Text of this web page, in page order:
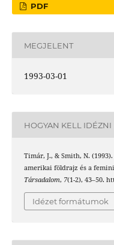
PDF
MEGJELENT
1993-03-01
HOGYAN KELL IDÉZNI
Timár, J., & Smith, N.
amerikai földrajz és a
Társadalom, 7(1-2), 43–50.
Idézet formátumok